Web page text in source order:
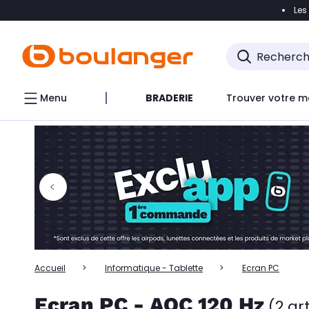
Accéder
Accéder directement au chatbot
Menu BRADERIE Trouver votre
Accueil Informatique - Tablette Ecran PC